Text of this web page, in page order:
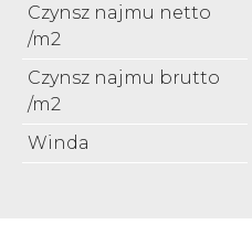
Czynsz najmu netto
/m2
Czynsz najmu brutto
/m2
Winda